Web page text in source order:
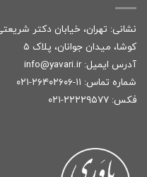
کوشا، میدان جوانان، پلاک ۵
آدرس ایمیل: info@yavari.ir
شماره تماس: ۱۱-۲۶۴۰۲۶۰۶-۰۲۱
فکس: ۲۲۲۲۹۵۷۷-۰۲۱